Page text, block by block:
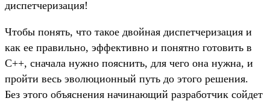
диспетчеризация!
Чтобы понять, что такое двойная диспетчеризация и
как ее правильно, эффективно и понятно готовить в
C++, сначала нужно пояснить, для чего она нужна, и
пройти весь эволюционный путь до этого решения.
Без этого объяснения начинающий разработчик сойдет